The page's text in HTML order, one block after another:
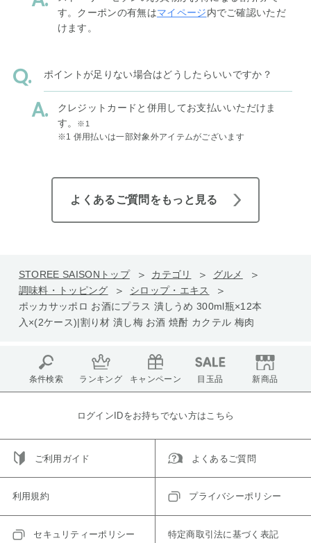
す。クーポンの有無はマイページ内でご確認いただ
けます。
ポイントが足りない場合はどうしたらいいですか？
クレジットカードと併用してお支払いいただけま
す。
※1
※1 併用払いは一部対象外アイテムがございます
よくあるご質問をもっと見る
STOREE SAISONトップ カテゴリ
グルメ
調味料・トッピング
シロップ・エキス
ポッカサッポロ お酒にプラス 潰しうめ 300ml瓶×12本
入×(2ケース)|割り材 潰し梅 お酒 焼酎 カクテル 梅肉
条件検索 ランキング キャンペーン 目玉品 新商品
ログインIDをお持ちでない方はこちら
ご利用ガイド よくあるご質問
利用規約 プライバシーポリシー
セキュリティーポリシー 特定商取引法に基づく表記